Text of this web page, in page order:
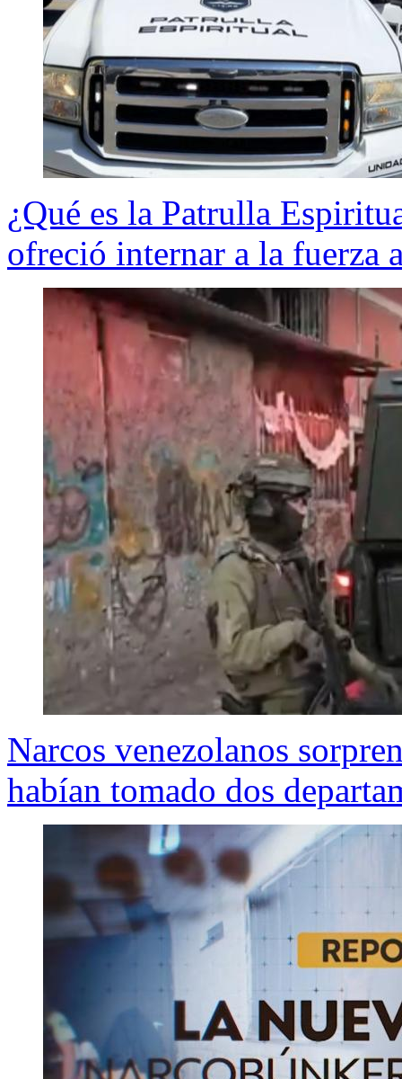
¿Qué es la Patrulla
ofreció internar a la fuerza
Narcos venezolanos
habían tomado dos